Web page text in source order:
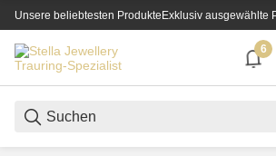
Unsere beliebtesten ProdukteExklusiv ausgewählte
6
6